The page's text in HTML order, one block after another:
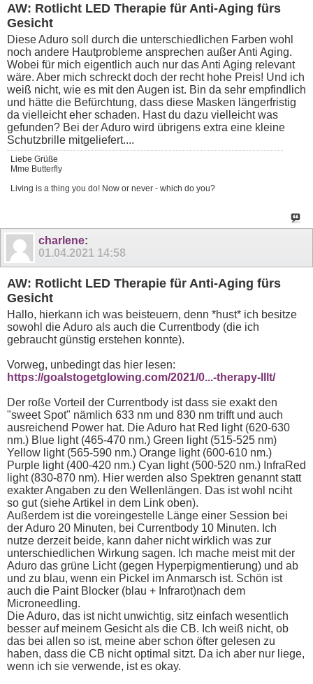
AW: Rotlicht LED Therapie für Anti-Aging fürs
Gesicht
Diese Aduro soll durch die unterschiedlichen Farben wohl
noch andere Hautprobleme ansprechen außer Anti Aging.
Wobei für mich eigentlich auch nur das Anti Aging relevant
wäre. Aber mich schreckt doch der recht hohe Preis! Und ich
weiß nicht, wie es mit den Augen ist. Bin da sehr empfindlich
und hätte die Befürchtung, dass diese Masken längerfristig
da vielleicht eher schaden. Hast du dazu vielleicht was
gefunden? Bei der Aduro wird übrigens extra eine kleine
Schutzbrille mitgeliefert....
Liebe Grüße
Mme Butterfly
Living is a thing you do! Now or never - which do you?
charlene:
01.04.2021 14:58
AW: Rotlicht LED Therapie für Anti-Aging fürs
Gesicht
Hallo, hierkann ich was beisteuern, denn *hust* ich besitze
sowohl die Aduro als auch die Currentbody (die ich
gebraucht günstig erstehen konnte).
Vorweg, unbedingt das hier lesen:
https://goalstogetglowing.com/2021/0...-therapy-lllt/
Der roße Vorteil der Currentbody ist dass sie exakt den
"sweet Spot" nämlich 633 nm und 830 nm trifft und auch
ausreichend Power hat. Die Aduro hat Red light (620-630
nm.) Blue light (465-470 nm.) Green light (515-525 nm)
Yellow light (565-590 nm.) Orange light (600-610 nm.)
Purple light (400-420 nm.) Cyan light (500-520 nm.) InfraRed
light (830-870 nm). Hier werden also Spektren genannt statt
exakter Angaben zu den Wellenlängen. Das ist wohl nciht
so gut (siehe Artikel in dem Link oben).
Außerdem ist die voreingestelle Länge einer Session bei
der Aduro 20 Minuten, bei Currentbody 10 Minuten. Ich
nutze derzeit beide, kann daher nicht wirklich was zur
unterschiedlichen Wirkung sagen. Ich mache meist mit der
Aduro das grüne Licht (gegen Hyperpigmentierung) und ab
und zu blau, wenn ein Pickel im Anmarsch ist. Schön ist
auch die Paint Blocker (blau + Infrarot)nach dem
Microneedling.
Die Aduro, das ist nicht unwichtig, sitz einfach wesentlich
besser auf meinem Gesicht als die CB. Ich weiß nicht, ob
das bei allen so ist, meine aber schon öfter gelesen zu
haben, dass die CB nicht optimal sitzt. Da ich aber nur liege,
wenn ich sie verwende, ist es okay.